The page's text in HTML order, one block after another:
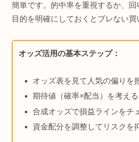
簡単です。的中率を重視するか、回
目的を明確にしておくとブレない買
オッズ活用の基本ステップ：
オッズ表を見て人気の偏りを
期待値（確率×配当）を考える
合成オッズで損益ラインをチ
資金配分を調整してリスクを